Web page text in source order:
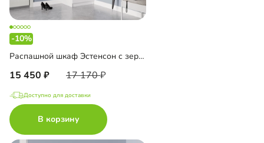
-10%
Распашной шкаф Эстенсон с зеркалом
15 450 17 170
Доступно для доставки
В корзину